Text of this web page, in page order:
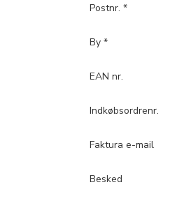
Postnr. *
By *
EAN nr.
Indkøbsordrenr.
Faktura e-mail
Besked